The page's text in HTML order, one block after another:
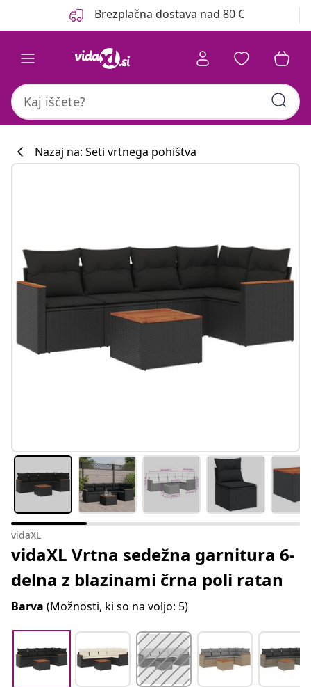
Brezplačna dostava nad 80 €
Nazaj na: Seti vrtnega pohištva
vidaXL
vidaXL Vrtna sedežna garnitura 6-
delna z blazinami črna poli ratan
Barva (Možnosti, ki so na voljo: 5)